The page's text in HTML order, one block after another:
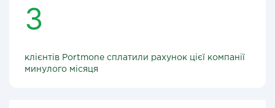
3
клієнтів Portmone сплатили рахунок цієї компанії
минулого місяця